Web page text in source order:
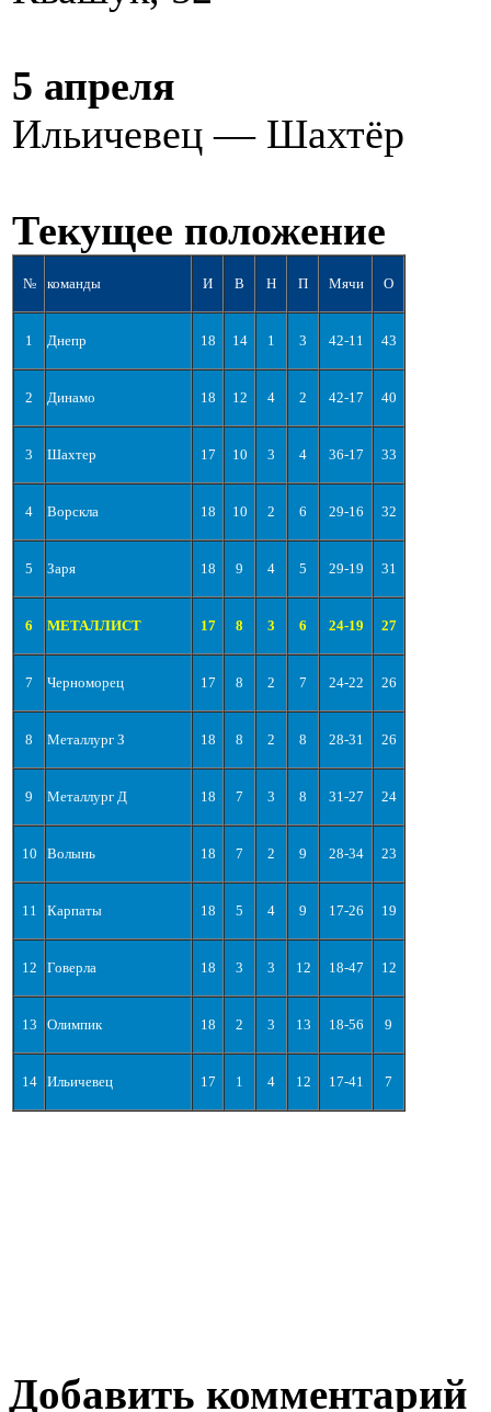
5 апреля
Ильичевец — Шахтёр
Текущее положение
№ команды И В Н П Мячи О
1 Днепр 18 14 1 3 42-11 43
2 Динамо 18 12 4 2 42-17 40
3 Шахтер 17 10 3 4 36-17 33
4 Ворскла 18 10 2 6 29-16 32
5 Заря 18 9 4 5 29-19 31
6 МЕТАЛЛИСТ 17 8 3 6 24-19 27
7 Черноморец 17 8 2 7 24-22 26
8 Металлург З 18 8 2 8 28-31 26
9 Металлург Д 18 7 3 8 31-27 24
10 Волынь 18 7 2 9 28-34 23
11 Карпаты 18 5 4 9 17-26 19
12 Говерла 18 3 3 12 18-47 12
13 Олимпик 18 2 3 13 18-56 9
14 Ильичевец 17 1 4 12 17-41 7
Добавить комментарий